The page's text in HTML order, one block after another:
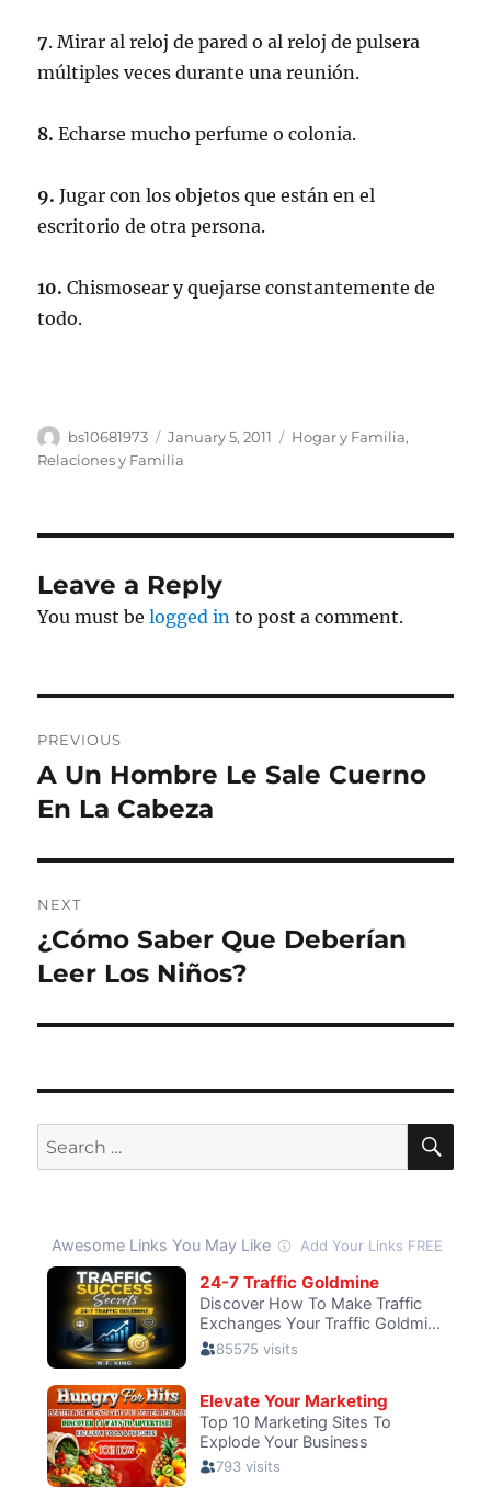
7. Mirar al reloj de pared o al reloj de pulsera
múltiples veces durante una reunión.
8. Echarse mucho perfume o colonia.
9. Jugar con los objetos que están en el
escritorio de otra persona.
10. Chismosear y quejarse constantemente de
todo.
Author
bs10681973
Posted
on
January 5, 2011 Categories
Hogar y Familia,
Relaciones y Familia
Leave a Reply
You must belogged in to post a comment.
navigation
PREVIOUS
Previous
post:
A Un Hombre Le Sale Cuerno
En La Cabeza
NEXT
Next
post:
¿Cómo Saber Que Deberían
Leer Los Niños?
Search
for: